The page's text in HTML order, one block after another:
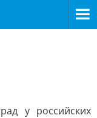
у российских